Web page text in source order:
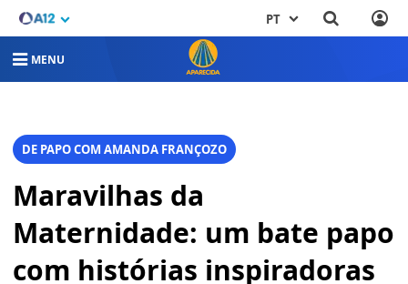
PT
MENU
DE PAPO COM AMANDA FRANÇOZO
Maravilhas da
Maternidade: um bate papo
com histórias inspiradoras